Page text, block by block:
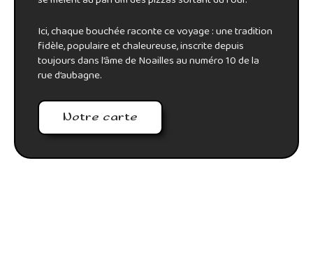
Ici, chaque bouchée raconte ce voyage : une tradition
fidèle, populaire et chaleureuse, inscrite depuis
toujours dans l’âme de Noailles au numéro 10 de la
rue d’aubagne.
Notre carte